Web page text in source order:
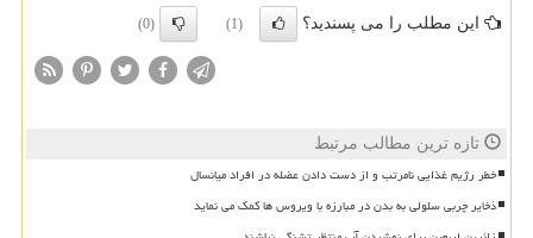
این مطلب را می پسندید؟ (1)
(0)
تازه ترین مطالب مرتبط
خطر رژیم غذایی نامرتب و از دست دادن عضله در افراد میانسال
ذخایر چربی سلولی به بدن در مبارزه با ویروس ها کمک می نماید